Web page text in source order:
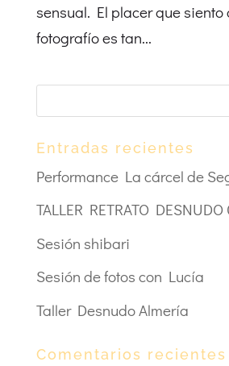
sensual. El placer que siento
fotografío es tan...
Entradas recientes
Performance La cárcel de
TALLER RETRATO
Sesión shibari
Sesión de fotos con Lucía
Taller Desnudo Almería
Comentarios recientes